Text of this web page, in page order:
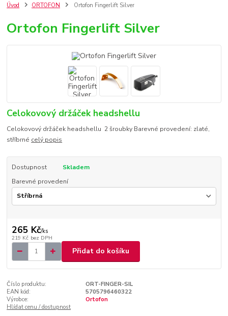
Úvod ORTOFON Ortofon Fingerlift Silver
Ortofon Fingerlift Silver
Celokovový držáček headshellu
Celokovový držáček headshellu 2 šroubky Barevné provedení: zlaté,
stříbrné celý popis
Dostupnost
Skladem
Barevné provedení
265 Kč/ks
219 Kč bez DPH
Přidat do košíku
Číslo produktu:
ORT-FINGER-SIL
EAN kód:
5705796460322
Výrobce:
Ortofon
Hlídat cenu / dostupnost